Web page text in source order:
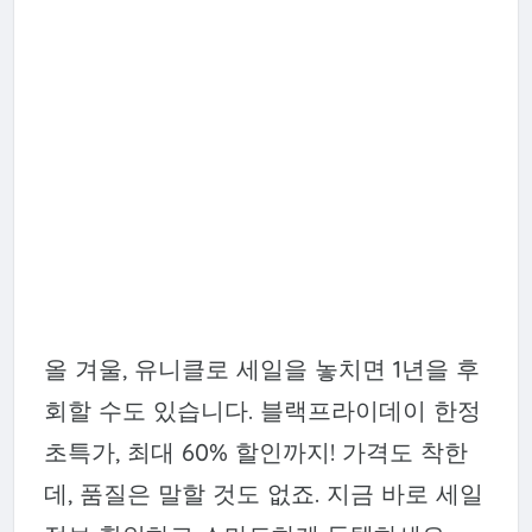
올 겨울, 유니클로 세일을 놓치면 1년을 후
회할 수도 있습니다. 블랙프라이데이 한정
초특가, 최대 60% 할인까지! 가격도 착한
데, 품질은 말할 것도 없죠. 지금 바로 세일